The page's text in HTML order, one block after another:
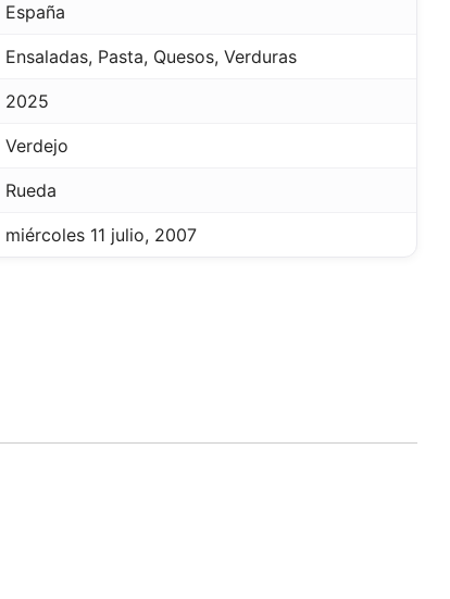
España
Ensaladas, Pasta, Quesos, Verduras
2025
Verdejo
Rueda
miércoles 11 julio, 2007